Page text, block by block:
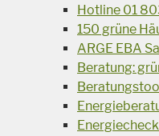
Hotline 01
150 grüne
ARGE EBA
Beratung: